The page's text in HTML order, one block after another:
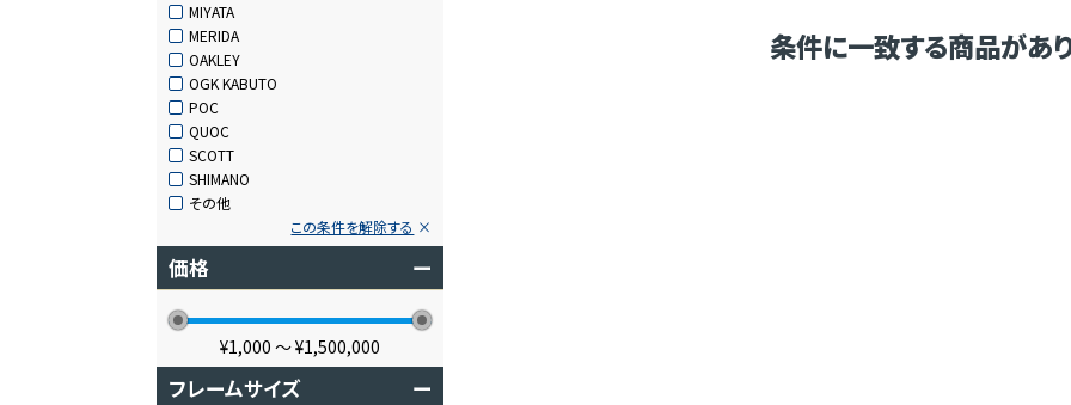
MIYATA
MERIDA
OAKLEY
OGK KABUTO
POC
QUOC
SCOTT
SHIMANO
その他
この条件を解除する
価格 ー
¥1,000 〜¥1,500,000
フレームサイズ ー
条件に一致する商品があ